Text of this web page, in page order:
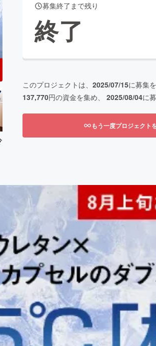
ニティ
募集終了まで残り
終了
このプロジェクトは、 2025/07/15に募集
137,770円の資金を集め、 2025/08/04に
もう一度プロジェクト